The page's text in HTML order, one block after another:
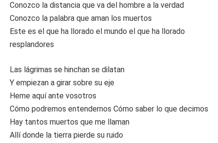
Conozco la distancia que va del hombre a la verdad
Conozco la palabra que aman los muertos
Este es el que ha llorado el mundo el que ha llorado
resplandores
Las lágrimas se hinchan se dilatan
Y empiezan a girar sobre su eje
Heme aquí ante vosotros
Cómo podremos entendernos Cómo saber lo que decimos
Hay tantos muertos que me llaman
Allí donde la tierra pierde su ruido